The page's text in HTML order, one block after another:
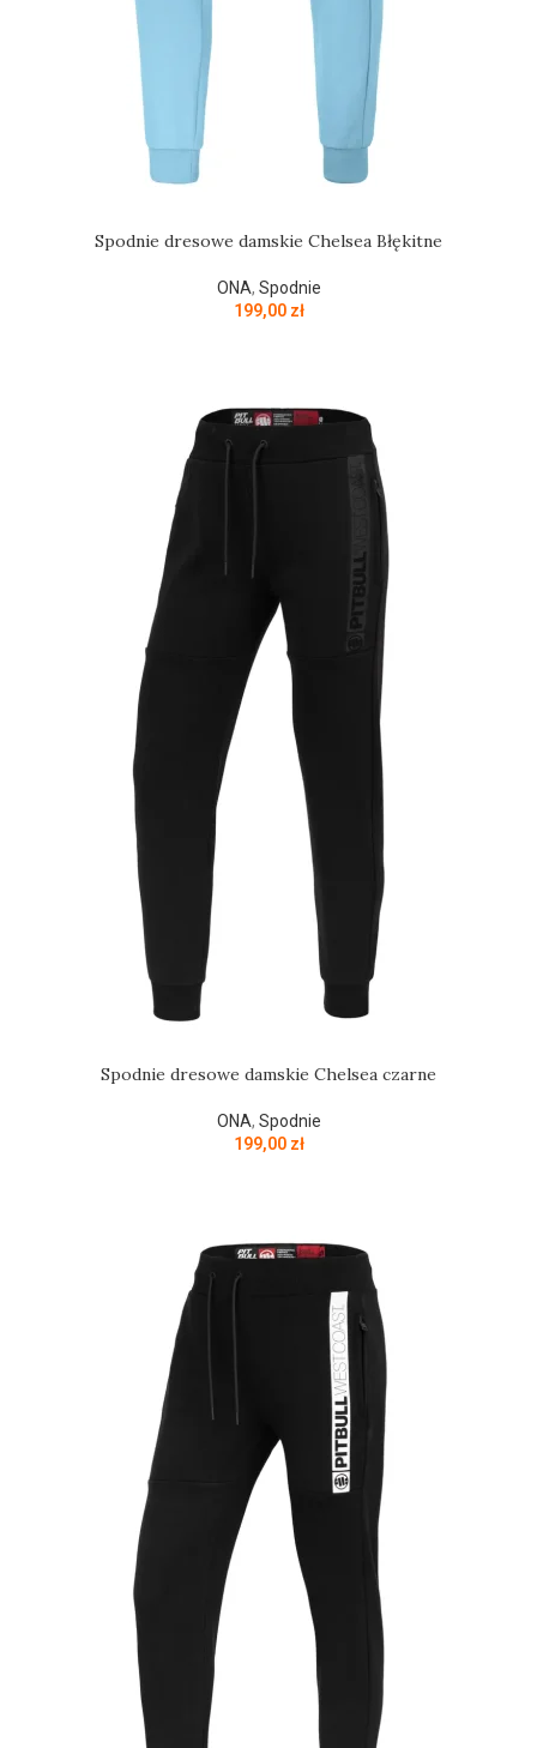
Spodnie dresowe damskie Chelsea Błękitne
ONA, Spodnie
199,00 zł
Spodnie dresowe damskie Chelsea czarne
ONA, Spodnie
199,00 zł